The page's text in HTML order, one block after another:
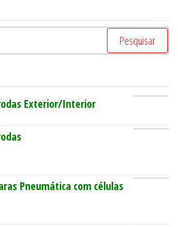
Exterior/Interior
Pneumática com células